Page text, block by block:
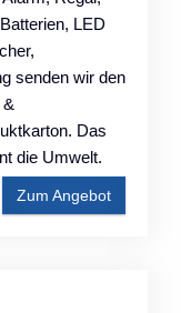
LED
senden wir den
Das
die Umwelt.
Zum Angebot